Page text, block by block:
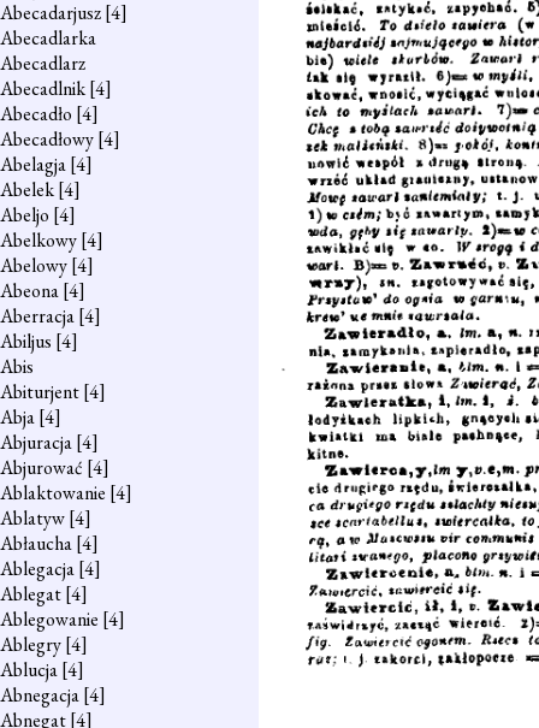
Abecadarjusz[4]
Abecadlarka
Abecadlarz
Abecadlnik[4]
Abecadło [4]
Abecadłowy[4]
Abelagja[4]
Abelek[4]
Abeljo [4]
Abelkowy[4]
Abelowy[4]
Abeona[4]
Aberracja[4]
Abiljus [4]
Abis
Abiturjent[4]
Abja[4]
Abjuracja[4]
Abjurować [4]
Ablaktowanie [4]
Ablatyw[4]
Abłaucha[4]
Ablegacja[4]
Ablegat[4]
Ablegowanie [4]
Ablegry[4]
Ablucja[4]
Abnegacja[4]
Abnegat[4]